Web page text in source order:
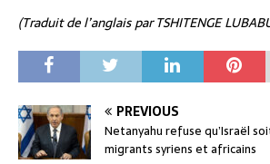
(Traduit de l’anglais par TSHITENGE
PREVIOUS
Netanyahu refuse qu’Israël
migrants syriens et africains